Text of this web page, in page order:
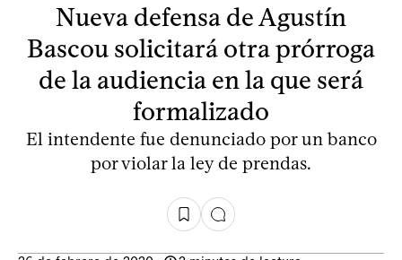
Nueva defensa de Agustín
Bascou solicitará otra prórroga
de la audiencia en la que será
formalizado
El intendente fue denunciado por un banco
por violar la ley de prendas.